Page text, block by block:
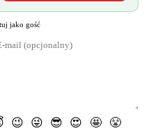
jako gość
😉 😜 😎 😍 🤩
😤